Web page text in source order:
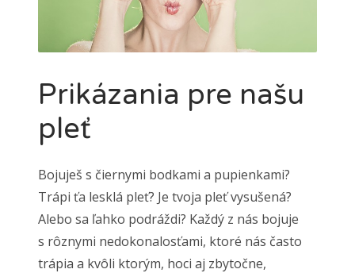
Prikázania pre našu
pleť
Bojuješ s čiernymi bodkami a pupienkami?
Trápi ťa lesklá pleť? Je tvoja pleť vysušená?
Alebo sa ľahko podráždi? Každý z nás bojuje
s rôznymi nedokonalosťami, ktoré nás často
trápia a kvôli ktorým, hoci aj zbytočne,